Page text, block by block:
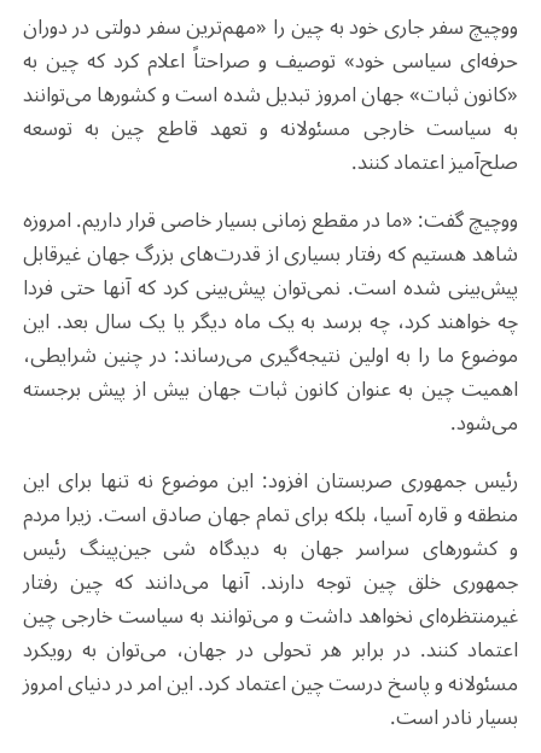
ووچیچ سفر جاری خود به چین را «مهم‌ترین سفر دولتی در دوران
حرفه‌ای سیاسی خود» توصیف و صراحتاً اعلام کرد که چین به
«کانون ثبات» جهان امروز تبدیل شده است و کشورها می‌توانند
به سیاست خارجی مسئولانه و تعهد قاطع چین به توسعه
صلح‌آمیز اعتماد کنند.
ووچیچ گفت: «ما در مقطع زمانی بسیار خاصی قرار داریم. امروزه
شاهد هستیم که رفتار بسیاری از قدرت‌های بزرگ جهان غیرقابل
پیش‌بینی شده است. نمی‌توان پیش‌بینی کرد که آنها حتی فردا
چه خواهند کرد، چه برسد به یک ماه دیگر یا یک سال بعد. این
موضوع ما را به اولین نتیجه‌گیری می‌رساند: در چنین شرایطی،
اهمیت چین به عنوان کانون ثبات جهان بیش از پیش برجسته
می‌شود.
رئیس جمهوری صربستان افزود: این موضوع نه تنها برای این
منطقه و قاره آسیا، بلکه برای تمام جهان صادق است. زیرا مردم
و کشورهای سراسر جهان به دیدگاه شی جین‌پینگ رئیس
جمهوری خلق چین توجه دارند. آنها می‌دانند که چین رفتار
غیرمنتظره‌ای نخواهد داشت و می‌توانند به سیاست خارجی چین
اعتماد کنند. در برابر هر تحولی در جهان، می‌توان به رویکرد
مسئولانه و پاسخ درست چین اعتماد کرد. این امر در دنیای امروز
بسیار نادر است.